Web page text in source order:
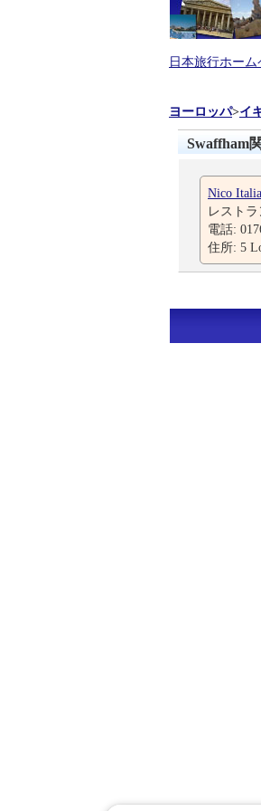
日本旅行ホーム
ヨーロッパ>イ
Swaffham
Nico
レストラ
電話:
住所: 5